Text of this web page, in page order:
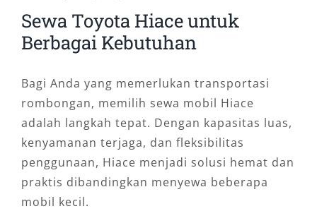
Sewa Toyota Hiace untuk
Berbagai Kebutuhan
Bagi Anda yang memerlukan transportasi
rombongan, memilih sewa mobil Hiace
adalah langkah tepat. Dengan kapasitas luas,
kenyamanan terjaga, dan fleksibilitas
penggunaan, Hiace menjadi solusi hemat dan
praktis dibandingkan menyewa beberapa
mobil kecil.